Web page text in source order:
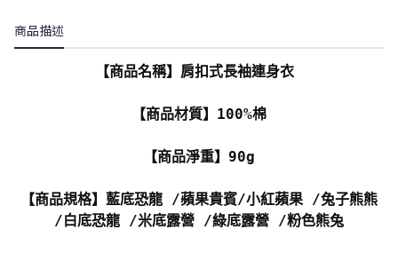
商品描述
【商品名稱】肩扣式長袖連身衣
【商品材質】100%棉
【商品淨重】90g
【商品規格】藍底恐龍 /蘋果貴賓/小紅蘋果 /兔子熊熊
/白底恐龍 /米底露營 /綠底露營 /粉色熊兔